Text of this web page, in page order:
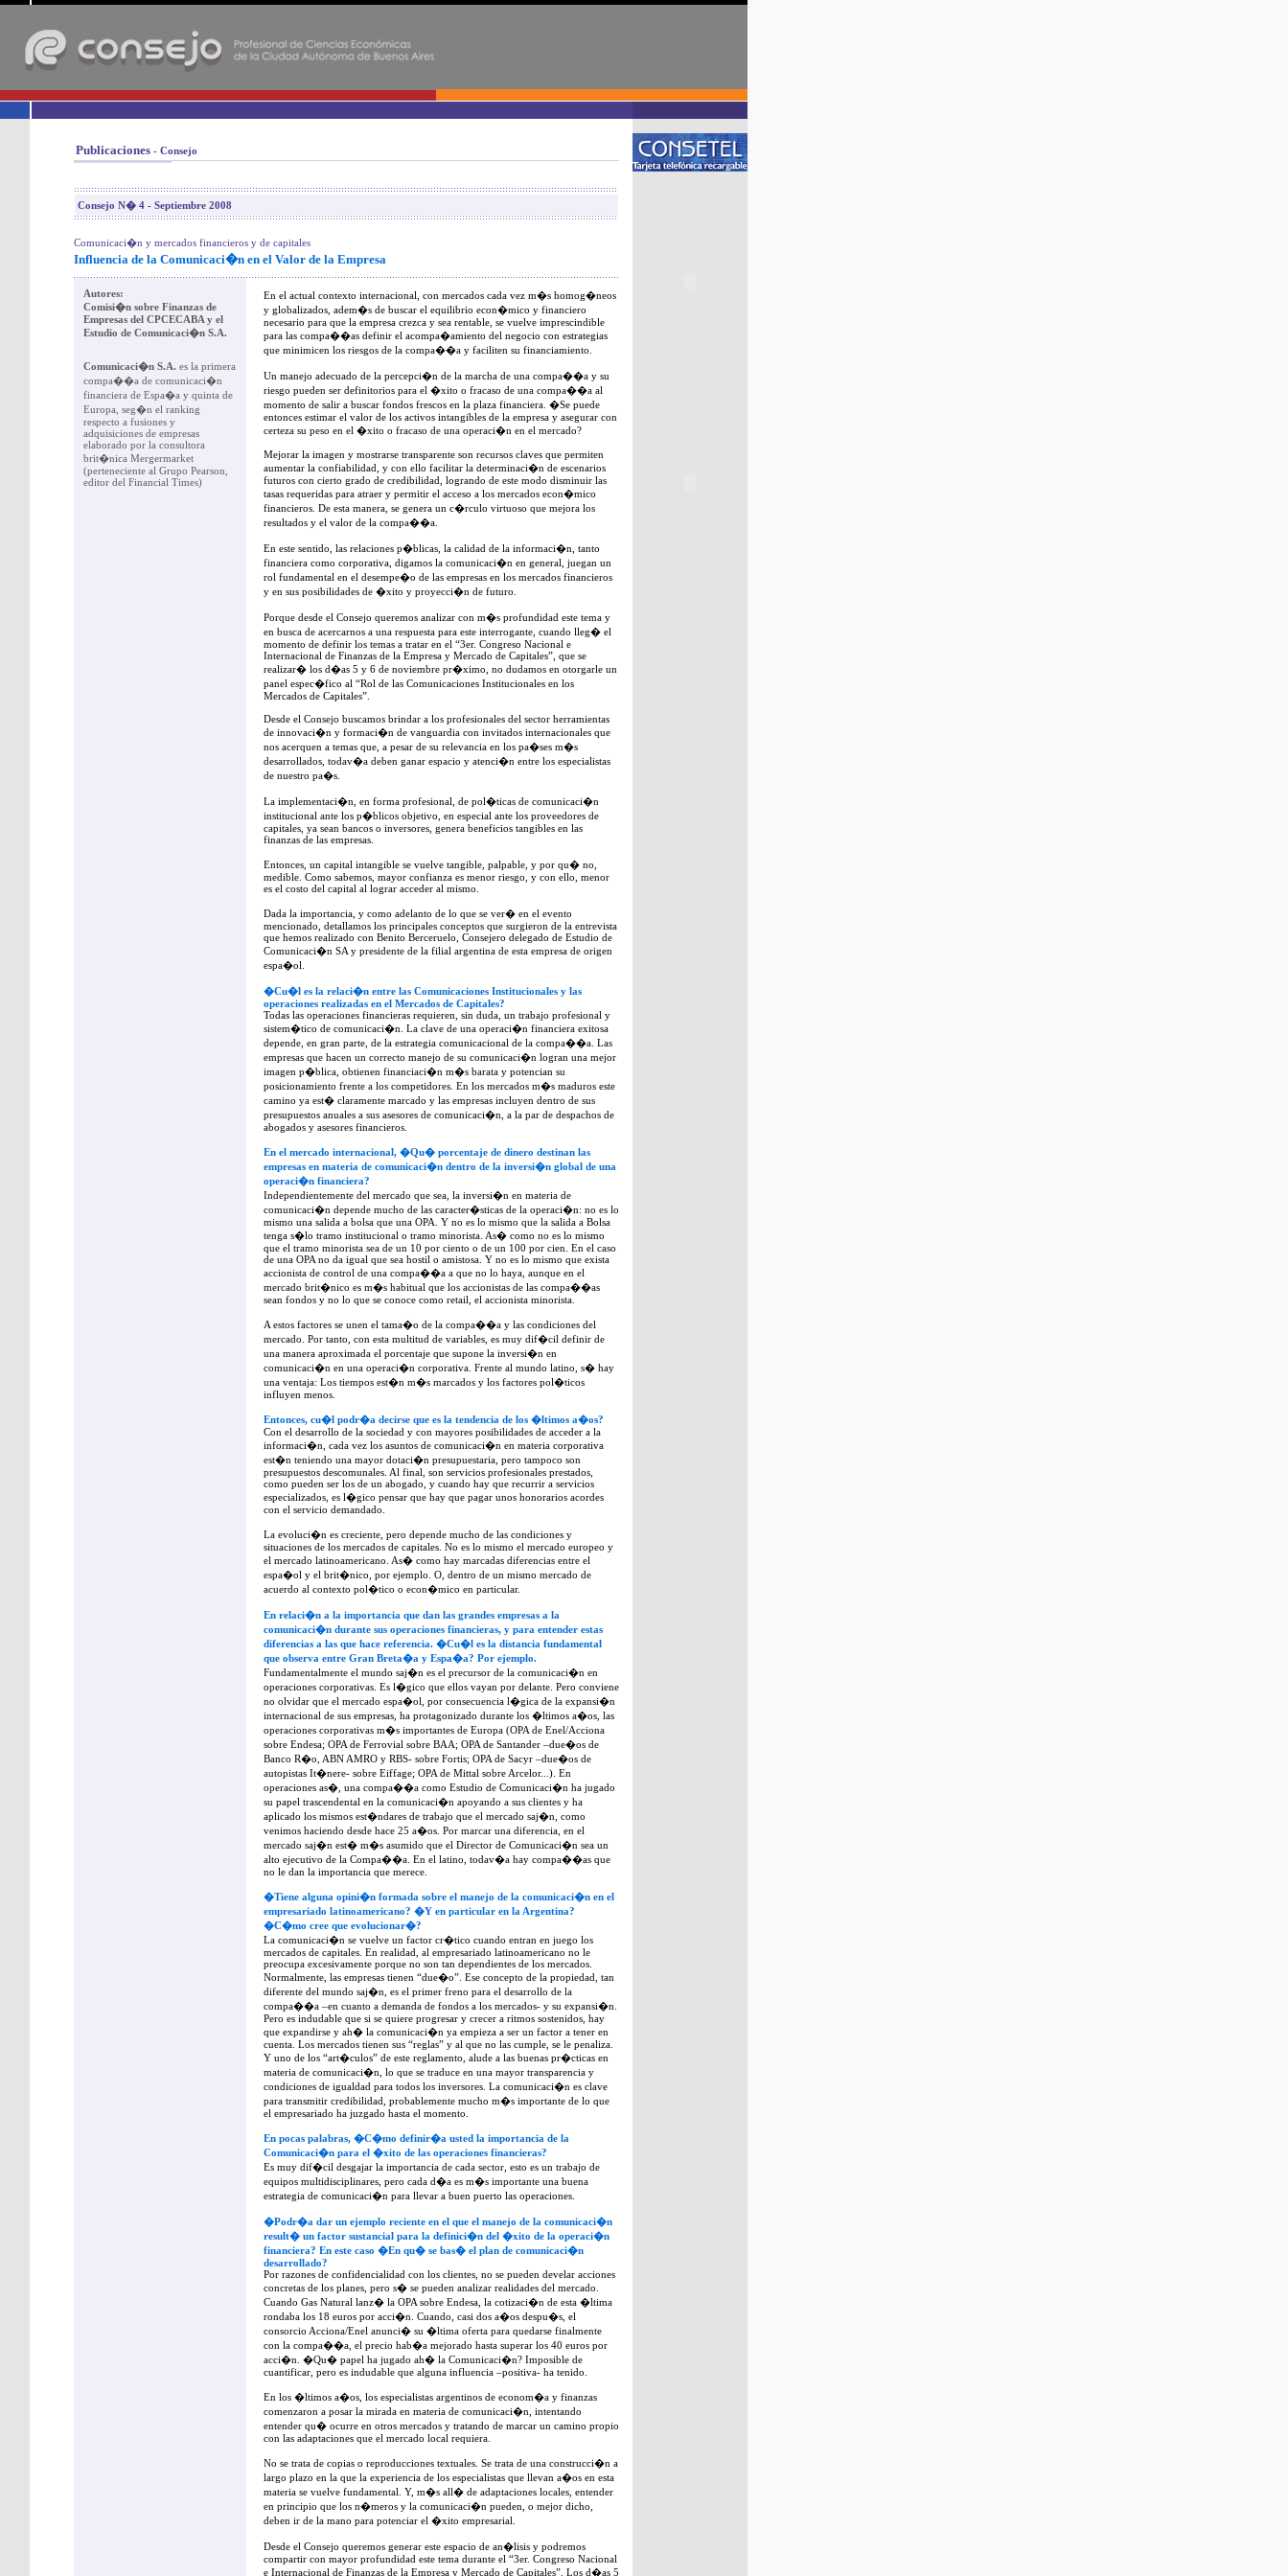
Publicaciones - Consejo
Consejo N� 4 - Septiembre 2008
Comunicaci�n y mercados financieros y de capitales
Influencia de la Comunicaci�n en el Valor de la Empresa
Autores:
Comisi�n sobre Finanzas de
Empresas del CPCECABA y el
Estudio de Comunicaci�n S.A.
Comunicaci�n S.A. es la primera
compa��a de comunicaci�n
financiera de Espa�a y quinta de
Europa, seg�n el ranking
respecto a fusiones y
adquisiciones de empresas
elaborado por la consultora
brit�nica Mergermarket
(perteneciente al Grupo Pearson,
editor del Financial Times)
En el actual contexto internacional, con mercados cada vez m�s homog�neos
y globalizados, adem�s de buscar el equilibrio econ�mico y financiero
necesario para que la empresa crezca y sea rentable, se vuelve imprescindible
para las compa��as definir el acompa�amiento del negocio con estrategias
que minimicen los riesgos de la compa��a y faciliten su financiamiento.
Un manejo adecuado de la percepci�n de la marcha de una compa��a y su
riesgo pueden ser definitorios para el �xito o fracaso de una compa��a al
momento de salir a buscar fondos frescos en la plaza financiera. �Se puede
entonces estimar el valor de los activos intangibles de la empresa y asegurar con
certeza su peso en el �xito o fracaso de una operaci�n en el mercado?
Mejorar la imagen y mostrarse transparente son recursos claves que permiten
aumentar la confiabilidad, y con ello facilitar la determinaci�n de escenarios
futuros con cierto grado de credibilidad, logrando de este modo disminuir las
tasas requeridas para atraer y permitir el acceso a los mercados econ�mico
financieros. De esta manera, se genera un c�rculo virtuoso que mejora los
resultados y el valor de la compa��a.
En este sentido, las relaciones p�blicas, la calidad de la informaci�n, tanto
financiera como corporativa, digamos la comunicaci�n en general, juegan un
rol fundamental en el desempe�o de las empresas en los mercados financieros
y en sus posibilidades de �xito y proyecci�n de futuro.
Porque desde el Consejo queremos analizar con m�s profundidad este tema y
en busca de acercarnos a una respuesta para este interrogante, cuando lleg� el
momento de definir los temas a tratar en el “3er. Congreso Nacional e
Internacional de Finanzas de la Empresa y Mercado de Capitales”, que se
realizar� los d�as 5 y 6 de noviembre pr�ximo, no dudamos en otorgarle un
panel espec�fico al “Rol de las Comunicaciones Institucionales en los
Mercados de Capitales”.
Desde el Consejo buscamos brindar a los profesionales del sector herramientas
de innovaci�n y formaci�n de vanguardia con invitados internacionales que
nos acerquen a temas que, a pesar de su relevancia en los pa�ses m�s
desarrollados, todav�a deben ganar espacio y atenci�n entre los especialistas
de nuestro pa�s.
La implementaci�n, en forma profesional, de pol�ticas de comunicaci�n
institucional ante los p�blicos objetivo, en especial ante los proveedores de
capitales, ya sean bancos o inversores, genera beneficios tangibles en las
finanzas de las empresas.
Entonces, un capital intangible se vuelve tangible, palpable, y por qu� no,
medible. Como sabemos, mayor confianza es menor riesgo, y con ello, menor
es el costo del capital al lograr acceder al mismo.
Dada la importancia, y como adelanto de lo que se ver� en el evento
mencionado, detallamos los principales conceptos que surgieron de la entrevista
que hemos realizado con Benito Berceruelo, Consejero delegado de Estudio de
Comunicaci�n SA y presidente de la filial argentina de esta empresa de origen
espa�ol.
�Cu�l es la relaci�n entre las Comunicaciones Institucionales y las
operaciones realizadas en el Mercados de Capitales?
Todas las operaciones financieras requieren, sin duda, un trabajo profesional y
sistem�tico de comunicaci�n. La clave de una operaci�n financiera exitosa
depende, en gran parte, de la estrategia comunicacional de la compa��a. Las
empresas que hacen un correcto manejo de su comunicaci�n logran una mejor
imagen p�blica, obtienen financiaci�n m�s barata y potencian su
posicionamiento frente a los competidores. En los mercados m�s maduros este
camino ya est� claramente marcado y las empresas incluyen dentro de sus
presupuestos anuales a sus asesores de comunicaci�n, a la par de despachos de
abogados y asesores financieros.
En el mercado internacional, �Qu� porcentaje de dinero destinan las
empresas en materia de comunicaci�n dentro de la inversi�n global de una
operaci�n financiera?
Independientemente del mercado que sea, la inversi�n en materia de
comunicaci�n depende mucho de las caracter�sticas de la operaci�n: no es lo
mismo una salida a bolsa que una OPA. Y no es lo mismo que la salida a Bolsa
tenga s�lo tramo institucional o tramo minorista. As� como no es lo mismo
que el tramo minorista sea de un 10 por ciento o de un 100 por cien. En el caso
de una OPA no da igual que sea hostil o amistosa. Y no es lo mismo que exista
accionista de control de una compa��a a que no lo haya, aunque en el
mercado brit�nico es m�s habitual que los accionistas de las compa��as
sean fondos y no lo que se conoce como retail, el accionista minorista.
A estos factores se unen el tama�o de la compa��a y las condiciones del
mercado. Por tanto, con esta multitud de variables, es muy dif�cil definir de
una manera aproximada el porcentaje que supone la inversi�n en
comunicaci�n en una operaci�n corporativa. Frente al mundo latino, s� hay
una ventaja: Los tiempos est�n m�s marcados y los factores pol�ticos
influyen menos.
Entonces, cu�l podr�a decirse que es la tendencia de los �ltimos a�os?
Con el desarrollo de la sociedad y con mayores posibilidades de acceder a la
informaci�n, cada vez los asuntos de comunicaci�n en materia corporativa
est�n teniendo una mayor dotaci�n presupuestaria, pero tampoco son
presupuestos descomunales. Al final, son servicios profesionales prestados,
como pueden ser los de un abogado, y cuando hay que recurrir a servicios
especializados, es l�gico pensar que hay que pagar unos honorarios acordes
con el servicio demandado.
La evoluci�n es creciente, pero depende mucho de las condiciones y
situaciones de los mercados de capitales. No es lo mismo el mercado europeo y
el mercado latinoamericano. As� como hay marcadas diferencias entre el
espa�ol y el brit�nico, por ejemplo. O, dentro de un mismo mercado de
acuerdo al contexto pol�tico o econ�mico en particular.
En relaci�n a la importancia que dan las grandes empresas a la
comunicaci�n durante sus operaciones financieras, y para entender estas
diferencias a las que hace referencia. �Cu�l es la distancia fundamental
que observa entre Gran Breta�a y Espa�a? Por ejemplo.
Fundamentalmente el mundo saj�n es el precursor de la comunicaci�n en
operaciones corporativas. Es l�gico que ellos vayan por delante. Pero conviene
no olvidar que el mercado espa�ol, por consecuencia l�gica de la expansi�n
internacional de sus empresas, ha protagonizado durante los �ltimos a�os, las
operaciones corporativas m�s importantes de Europa (OPA de Enel/Acciona
sobre Endesa; OPA de Ferrovial sobre BAA; OPA de Santander –due�os de
Banco R�o, ABN AMRO y RBS- sobre Fortis; OPA de Sacyr –due�os de
autopistas It�nere- sobre Eiffage; OPA de Mittal sobre Arcelor...). En
operaciones as�, una compa��a como Estudio de Comunicaci�n ha jugado
su papel trascendental en la comunicaci�n apoyando a sus clientes y ha
aplicado los mismos est�ndares de trabajo que el mercado saj�n, como
venimos haciendo desde hace 25 a�os. Por marcar una diferencia, en el
mercado saj�n est� m�s asumido que el Director de Comunicaci�n sea un
alto ejecutivo de la Compa��a. En el latino, todav�a hay compa��as que
no le dan la importancia que merece.
�Tiene alguna opini�n formada sobre el manejo de la comunicaci�n en el
empresariado latinoamericano? �Y en particular en la Argentina?
�C�mo cree que evolucionar�?
La comunicaci�n se vuelve un factor cr�tico cuando entran en juego los
mercados de capitales. En realidad, al empresariado latinoamericano no le
preocupa excesivamente porque no son tan dependientes de los mercados.
Normalmente, las empresas tienen “due�o”. Ese concepto de la propiedad, tan
diferente del mundo saj�n, es el primer freno para el desarrollo de la
compa��a –en cuanto a demanda de fondos a los mercados- y su expansi�n.
Pero es indudable que si se quiere progresar y crecer a ritmos sostenidos, hay
que expandirse y ah� la comunicaci�n ya empieza a ser un factor a tener en
cuenta. Los mercados tienen sus “reglas” y al que no las cumple, se le penaliza.
Y uno de los “art�culos” de este reglamento, alude a las buenas pr�cticas en
materia de comunicaci�n, lo que se traduce en una mayor transparencia y
condiciones de igualdad para todos los inversores. La comunicaci�n es clave
para transmitir credibilidad, probablemente mucho m�s importante de lo que
el empresariado ha juzgado hasta el momento.
En pocas palabras, �C�mo definir�a usted la importancia de la
Comunicaci�n para el �xito de las operaciones financieras?
Es muy dif�cil desgajar la importancia de cada sector, esto es un trabajo de
equipos multidisciplinares, pero cada d�a es m�s importante una buena
estrategia de comunicaci�n para llevar a buen puerto las operaciones.
�Podr�a dar un ejemplo reciente en el que el manejo de la comunicaci�n
result� un factor sustancial para la definici�n del �xito de la operaci�n
financiera? En este caso �En qu� se bas� el plan de comunicaci�n
desarrollado?
Por razones de confidencialidad con los clientes, no se pueden develar acciones
concretas de los planes, pero s� se pueden analizar realidades del mercado.
Cuando Gas Natural lanz� la OPA sobre Endesa, la cotizaci�n de esta �ltima
rondaba los 18 euros por acci�n. Cuando, casi dos a�os despu�s, el
consorcio Acciona/Enel anunci� su �ltima oferta para quedarse finalmente
con la compa��a, el precio hab�a mejorado hasta superar los 40 euros por
acci�n. �Qu� papel ha jugado ah� la Comunicaci�n? Imposible de
cuantificar, pero es indudable que alguna influencia –positiva- ha tenido.
En los �ltimos a�os, los especialistas argentinos de econom�a y finanzas
comenzaron a posar la mirada en materia de comunicaci�n, intentando
entender qu� ocurre en otros mercados y tratando de marcar un camino propio
con las adaptaciones que el mercado local requiera.
No se trata de copias o reproducciones textuales. Se trata de una construcci�n a
largo plazo en la que la experiencia de los especialistas que llevan a�os en esta
materia se vuelve fundamental. Y, m�s all� de adaptaciones locales, entender
en principio que los n�meros y la comunicaci�n pueden, o mejor dicho,
deben ir de la mano para potenciar el �xito empresarial.
Desde el Consejo queremos generar este espacio de an�lisis y podremos
compartir con mayor profundidad este tema durante el “3er. Congreso Nacional
e Internacional de Finanzas de la Empresa y Mercado de Capitales”. Los d�as 5